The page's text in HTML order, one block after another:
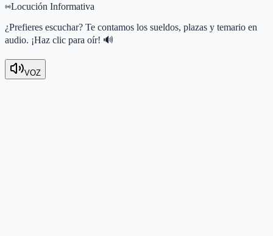
Locución Informativa
¿Prefieres escuchar? Te contamos los sueldos, plazas y temario en
audio. ¡Haz clic para oír! 🔊
VOZ